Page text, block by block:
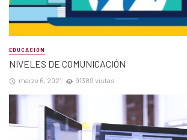
EDUCACIÓN
NIVELES DE COMUNICACIÓN
marzo 6, 2021 91389 vistas